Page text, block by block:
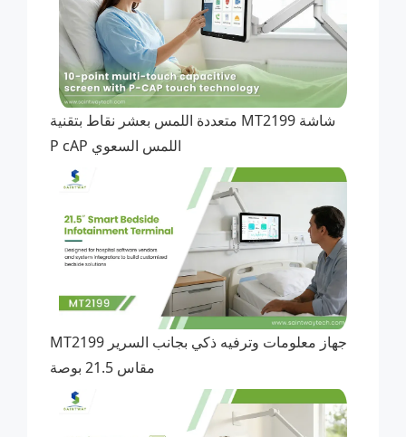
شاشة MT2199 متعددة اللمس بعشر نقاط بتقنية
اللمس السعوي P cAP
MT2199 جهاز معلومات وترفيه ذكي بجانب السرير
مقاس 21.5 بوصة